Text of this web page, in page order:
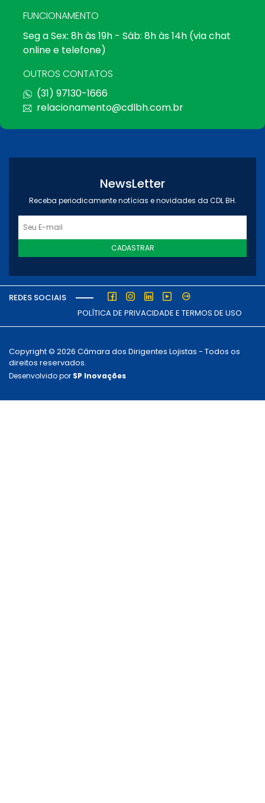
FUNCIONAMENTO
Seg a Sex: 8h às 19h - Sáb: 8h às 14h (via chat
online e telefone)
OUTROS CONTATOS
(31) 97130-1666
relacionamento@cdlbh.com.br
NewsLetter
Receba periodicamente notícias e novidades da CDL BH.
CADASTRAR
REDES SOCIAIS
POLÍTICA DE PRIVACIDADE E TERMOS DE USO
Copyright © 2026 Câmara dos Dirigentes Lojistas - Todos os
direitos reservados.
Desenvolvido por SP Inovações